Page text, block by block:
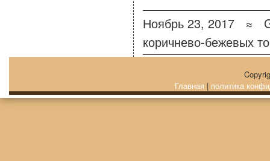
Ноябрь 23, 2017 ≈
коричнево-бежевых
Главная | политика